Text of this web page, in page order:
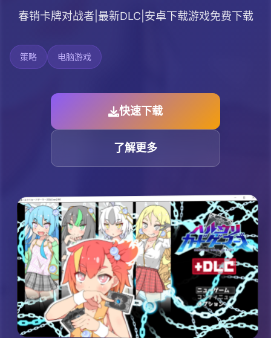
春销卡牌对战者|最新DLC|安卓下载游戏免费下载
策略 电脑游戏
快速下载
了解更多